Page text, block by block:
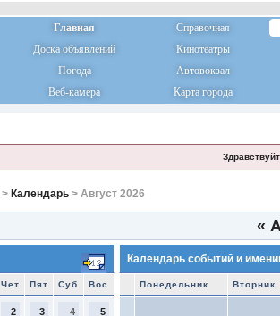
Главная
Справочная
Доска объявлений
Кинотеатры
Погода
Автовокзал
Веб-камера
Карта города
> Календарь> Август 2026
«
Чет Пят Суб Вос
2 3 4 5
Календарь событий и
Понедельник Вторник